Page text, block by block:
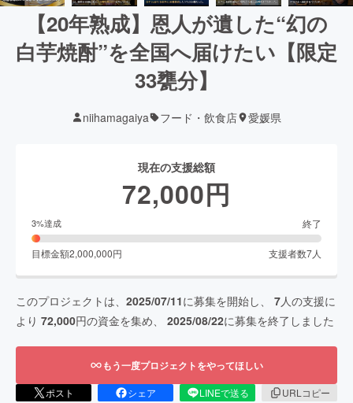
【20年熟成】恩人が遺した“幻の
白芋焼酎”を全国へ届けたい【限定
33甕分】
niihamagaiya フード・飲食店 愛媛県
現在の支援総額
72,000円
3%達成 終了
目標金額2,000,000円 支援者数7人
このプロジェクトは、 2025/07/11に募集を開始し、 7人の支援に
より 72,000円の資金を集め、 2025/08/22に募集を終了しました
もう一度プロジェクトをやってほしい
ポスト シェア LINEで送る
URLコピー